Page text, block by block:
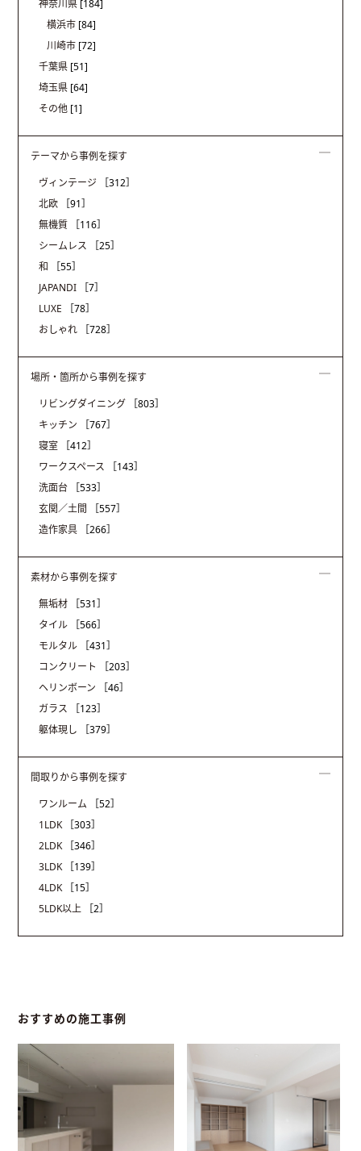
神奈川県 [184]
横浜市 [84]
川崎市 [72]
千葉県 [51]
埼玉県 [64]
その他 [1]
テーマから事例を探す
ヴィンテージ
［312］
北欧
［91］
無機質
［116］
シームレス
［25］
和
［55］
JAPANDI
［7］
LUXE
［78］
おしゃれ
［728］
場所・箇所から事例を探す
リビングダイニング
［803］
キッチン
［767］
寝室
［412］
ワークスペース
［143］
洗面台
［533］
玄関／土間
［557］
造作家具
［266］
素材から事例を探す
無垢材
［531］
タイル
［566］
モルタル
［431］
コンクリート
［203］
ヘリンボーン
［46］
ガラス
［123］
躯体現し
［379］
間取りから事例を探す
ワンルーム
［52］
1LDK
［303］
2LDK
［346］
3LDK
［139］
4LDK
［15］
5LDK以上
［2］
おすすめの施工事例